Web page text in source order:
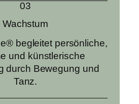
03
Wachstum
begleitet persönliche,
und künstlerische
durch Bewegung und
Tanz.